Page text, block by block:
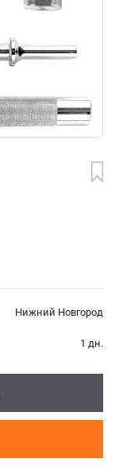
Нижний Новгород
1 дн.